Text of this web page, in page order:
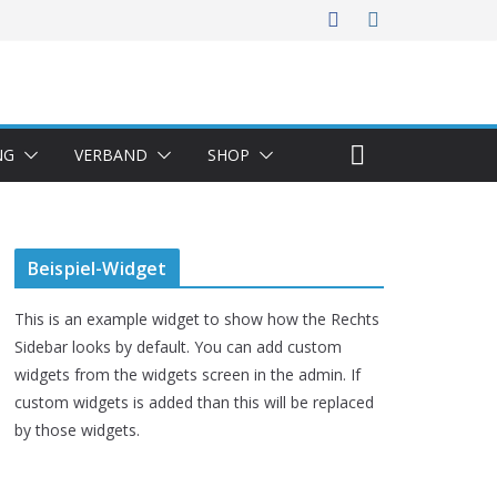
VERBAND SHOP
Beispiel-Widget
This is an example widget to show how the Rechts
Sidebar looks by default. You can add custom
widgets from the widgets screen in the admin. If
custom widgets is added than this will be replaced
by those widgets.